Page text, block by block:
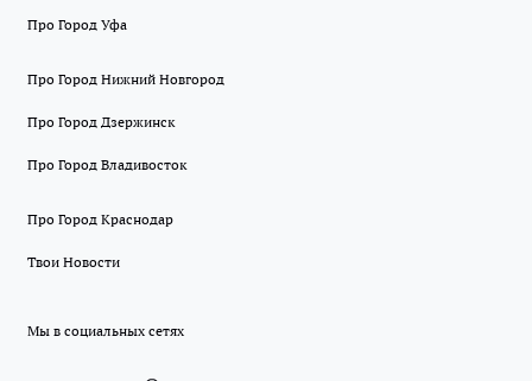
Про Город Уфа
Про Город Нижний Новгород
Про Город Дзержинск
Про Город Владивосток
Про Город Краснодар
Твои Новости
Мы в социальных сетях